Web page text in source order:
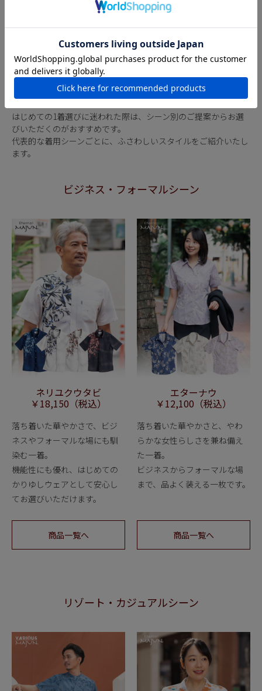
おすすめの、はじめの1着
かりゆしウェアは、選ぶデザインやサイズだけでなく、着用する
シーンに合わせて選ぶことでその魅力をより引き立てることがで
はじめての1着選びに迷われた際は、シーン別のご提案からお選
びいただくのがおすすめです。
代表的な着用シーンごとに、ふさわしいスタイルをご紹介いたし
ます。
ビジネス・フォーマルシーン
ネリユクウタビ
￥18,150（税込）
落ち着いた華やかさで、ビジ
ネスやフォーマルな場にも馴
染む一着。
機能性にも優れ、はじめての
かりゆしウェアとして安心し
てお選びいただけます。
商品一覧へ
エターナウ
￥12,100（税込）
落ち着いた華やかさと、やわ
らかな女性らしさを兼ね備え
た一着。
ビジネスからフォーマルな場
まで、品よく装える一枚です。
商品一覧へ
リゾート・カジュアルシーン